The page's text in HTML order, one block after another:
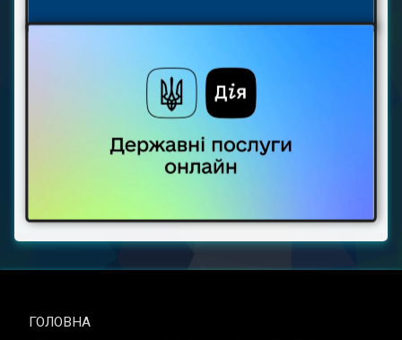
ГОЛОВНА